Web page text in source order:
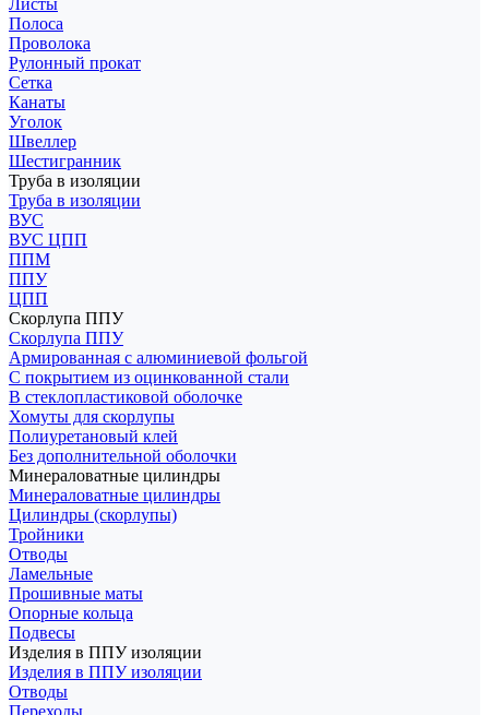
Листы
Полоса
Проволока
Рулонный прокат
Сетка
Канаты
Уголок
Швеллер
Шестигранник
Труба в изоляции
Труба в изоляции
ВУС
ВУС ЦПП
ППМ
ППУ
ЦПП
Скорлупа ППУ
Скорлупа ППУ
Армированная с алюминиевой фольгой
С покрытием из оцинкованной стали
В стеклопластиковой оболочке
Хомуты для скорлупы
Полиуретановый клей
Без дополнительной оболочки
Минераловатные цилиндры
Минераловатные цилиндры
Цилиндры (скорлупы)
Тройники
Отводы
Ламельные
Прошивные маты
Опорные кольца
Подвесы
Изделия в ППУ изоляции
Изделия в ППУ изоляции
Отводы
Переходы